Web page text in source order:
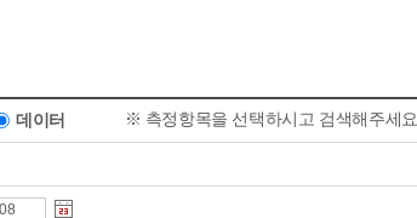
데이터 ※ 측정항목을 선택하시고 검색해주세요.